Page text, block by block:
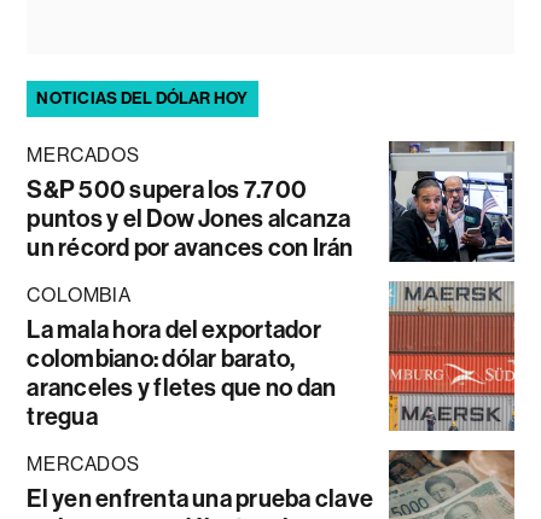
NOTICIAS DEL DÓLAR HOY
MERCADOS
S&P 500 supera los 7.700
puntos y el Dow Jones alcanza
un récord por avances con Irán
COLOMBIA
La mala hora del exportador
colombiano: dólar barato,
aranceles y fletes que no dan
tregua
MERCADOS
El yen enfrenta una prueba clave